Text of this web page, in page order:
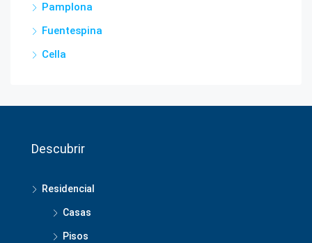
Pamplona
Fuentespina
Cella
Descubrir
Residencial
Casas
Pisos